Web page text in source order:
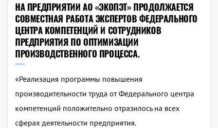
НА ПРЕДПРИЯТИИ АО «ЭКОПЭТ» ПРОДОЛЖАЕТСЯ
СОВМЕСТНАЯ РАБОТА ЭКСПЕРТОВ ФЕДЕРАЛЬНОГО
ЦЕНТРА КОМПЕТЕНЦИЙ И СОТРУДНИКОВ
ПРЕДПРИЯТИЯ ПО ОПТИМИЗАЦИИ
ПРОИЗВОДСТВЕННОГО ПРОЦЕССА.
«Реализация программы повышения
производительности труда от Федерального центра
компетенций положительно отразилось на всех
сферах деятельности предприятия.